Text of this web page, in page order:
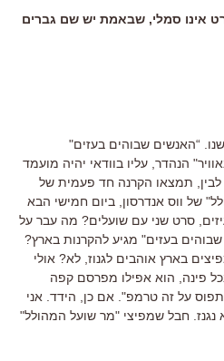
אינו סמלי, שבאמת יש שם גברים
“האנשים שבוהים בעזים"
הנהדר, עליו בוודאי יהיה מועמד
לבין, תמצאו הקרנה חד פעמית של
של ווס אנדרסון, ביום חמישי הבא
סרט שני עם שועלים? מה עבר על
בעזים" מגיע להקרנות בארץ?
בארץ אוהבים לגנוז, לא? אולי
פינה, הוא אפילו מפרסם קפה
על זה טרמפ". אם כן, הידד. אני
חבל שמפיצי "מר שועל המהולל"